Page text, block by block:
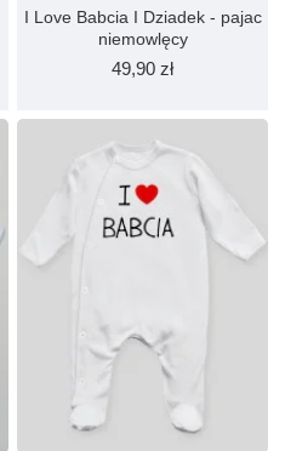
I Love Babcia I Dziadek - pajac
niemowlęcy
49,90 zł